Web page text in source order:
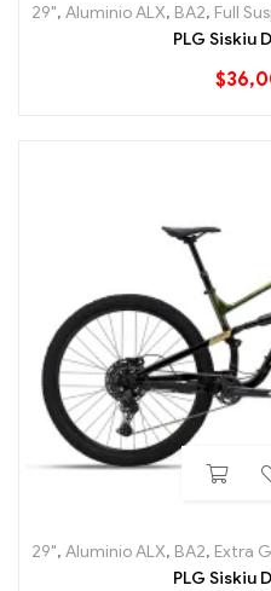
29", Aluminio ALX, BA2, Full
PLG Siskiu
$
29", Aluminio ALX, BA2, Extra
PLG Siskiu